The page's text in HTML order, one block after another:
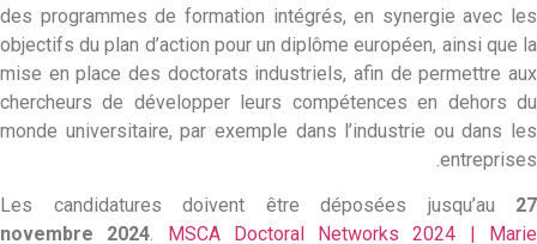
des programmes de formation intégrés, en synergie avec les
objectifs du plan d’action pour un diplôme européen, ainsi que la
mise en place des doctorats industriels, afin de permettre aux
chercheurs de développer leurs compétences en dehors du
monde universitaire, par exemple dans l’industrie ou dans les
entreprises.
Les candidatures doivent être déposées jusqu’au 27
novembre 2024. MSCA Doctoral Networks 2024 | Marie